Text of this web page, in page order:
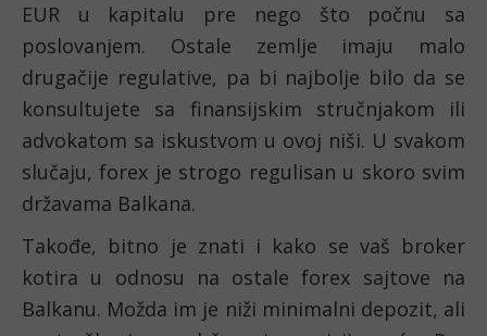
EUR u kapitalu pre nego što počnu sa
poslovanjem. Ostale zemlje imaju malo
drugačije regulative, pa bi najbolje bilo da se
konsultujete sa finansijskim stručnjakom ili
advokatom sa iskustvom u ovoj niši. U svakom
slučaju, forex je strogo regulisan u skoro svim
državama Balkana.
Takođe, bitno je znati i kako se vaš broker
kotira u odnosu na ostale forex sajtove na
Balkanu. Možda im je niži minimalni depozit, ali